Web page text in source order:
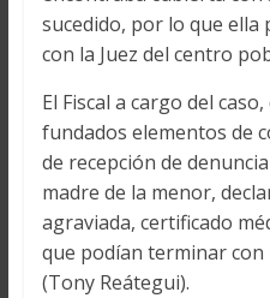
sucedido, por lo que ella
con la Juez del centro
El Fiscal a cargo del
fundados elementos de
de recepción de
madre de la menor,
agraviada, certificado
que podían terminar con
(Tony Reátegui).